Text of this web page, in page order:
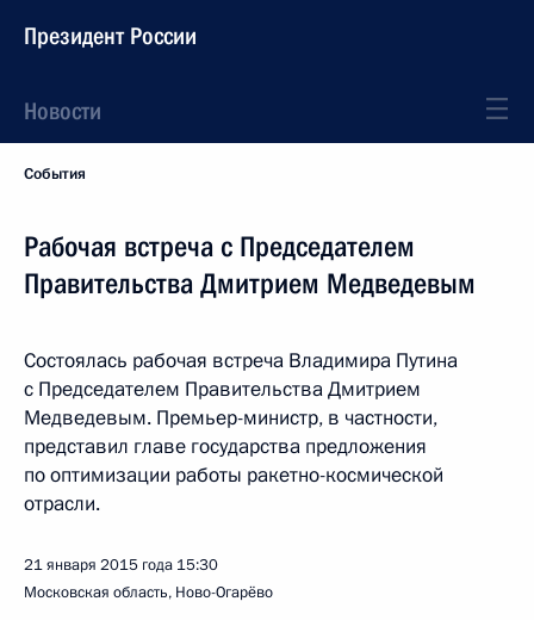
Президент России
Новости
События
Рабочая встреча с Председателем
Правительства Дмитрием Медведевым
Состоялась рабочая встреча Владимира Путина
с Председателем Правительства Дмитрием
Медведевым. Премьер-министр, в частности,
представил главе государства предложения
по оптимизации работы ракетно-космической
отрасли.
21 января 2015 года 15:30
Московская область, Ново-Огарёво